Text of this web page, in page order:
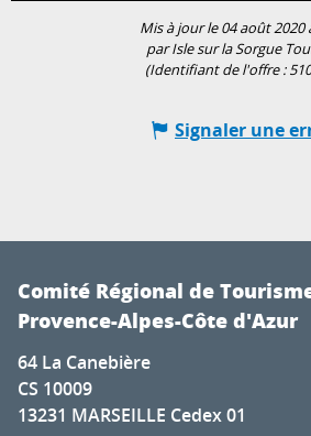
Mis à jour le 04 août 2020
par Isle sur la Sorgue
(Identifiant de l'offre :
Signaler une
Comité Régional de
Provence-Alpes-Côte d'Azur
64 La Canebière
CS 10009
13231 MARSEILLE Cedex 01